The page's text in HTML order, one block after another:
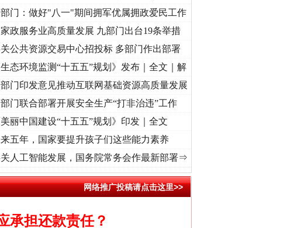
使命 奋进复兴征程丨红船起航处 潮起..·[视频]一首歌的时间，读懂乐至的“诗与远方”
门：做好"八一"期间拥军优属拥政爱民工作
政服务业高质量发展 九部门出台19条举措
公共资源交易中心招投标 多部门作出部署
生态环境监测“十五五”规划》发布｜全文｜解
部门印发意见推动互联网基础资源高质量发展
门联合部署开展安全生产“打非治违”工作
美丽中国建设“十五五”规划》印发｜全文
五年，国家要提升孩子们这些能力素养
人工智能发展，国务院常务会作最新部署⇒
网络推广投稿请点击这里>>
承担还款责任？